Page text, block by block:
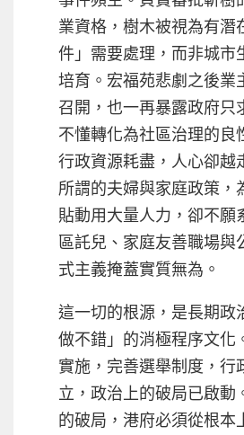
業資格，樹木被視為有潛
件」需要處理，而非城市
培育。宏福苑悲劇之後業
召開，也一再暴露政府只
不懂轉化為社區治理的良
行政資源耗盡，人心卻越
所謂的夫婦與家庭政策，
貼動用大量人力，卻不願
區託兒、家庭友善職場與
式主義掩蓋實質無為。
這一切的根源，是長期政
做不錯」的消極程序文化
實施，完善選舉制度，行
立，政治上的破局已啟動
的破局，港府必須從根本